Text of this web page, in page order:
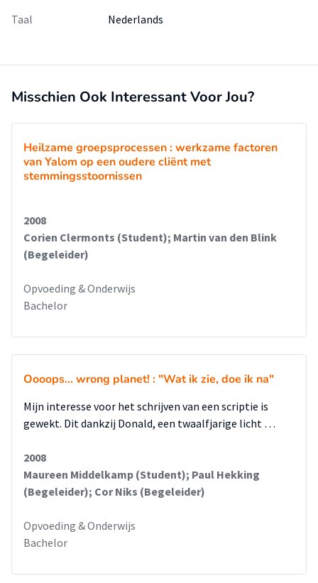
Taal Nederlands
Misschien Ook Interessant Voor Jou?
Heilzame groepsprocessen : werkzame factoren
van Yalom op een oudere cliënt met
stemmingsstoornissen
2008
Corien Clermonts (Student); Martin van den Blink
(Begeleider)
Opvoeding & Onderwijs
Bachelor
Oooops... wrong planet! : "Wat ik zie, doe ik na"
Mijn interesse voor het schrijven van een scriptie is
gewekt. Dit dankzij Donald, een twaalfjarige licht …
2008
Maureen Middelkamp (Student); Paul Hekking
(Begeleider); Cor Niks (Begeleider)
Opvoeding & Onderwijs
Bachelor